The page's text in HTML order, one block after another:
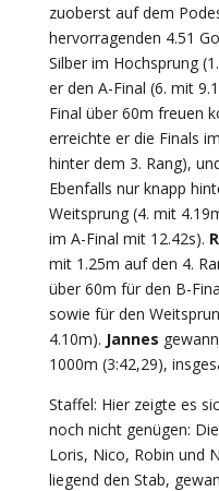
zuoberst auf dem
hervorragenden 4.51
Silber im Hochsprung
er den A-Final (6. mit
Final über 60m freuen
erreichte er die Finals
hinter dem 3. Rang),
Ebenfalls nur knapp
Weitsprung (4. mit
im A-Final mit 12.42s).
mit 1.25m auf den 4.
über 60m für den B-
sowie für den
4.10m). Jannes
1000m (3:42,29),
Staffel: Hier zeigte es
noch nicht genügen:
Loris, Nico, Robin und
liegend den Stab,